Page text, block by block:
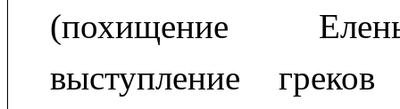
(похищение
выступление